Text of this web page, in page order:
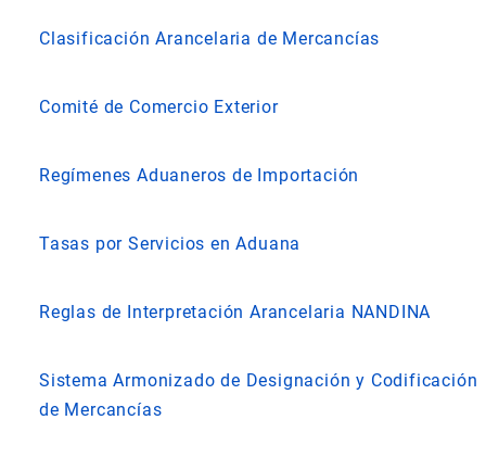
Clasificación Arancelaria de Mercancías
Comité de Comercio Exterior
Regímenes Aduaneros de Importación
Tasas por Servicios en Aduana
Reglas de Interpretación Arancelaria NANDINA
Sistema Armonizado de Designación y Codificación
de Mercancías